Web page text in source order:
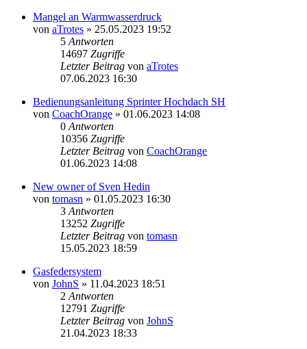
Mangel an Warmwasserdruck
von aTrotes » 25.05.2023 19:52
5 Antworten
14697 Zugriffe
Letzter Beitrag von aTrotes
07.06.2023 16:30
Bedienungsanleitung Sprinter Hochdach SH
von CoachOrange » 01.06.2023 14:08
0 Antworten
10356 Zugriffe
Letzter Beitrag von CoachOrange
01.06.2023 14:08
New owner of Sven Hedin
von tomasn » 01.05.2023 16:30
3 Antworten
13252 Zugriffe
Letzter Beitrag von tomasn
15.05.2023 18:59
Gasfedersystem
von JohnS » 11.04.2023 18:51
2 Antworten
12791 Zugriffe
Letzter Beitrag von JohnS
21.04.2023 18:33